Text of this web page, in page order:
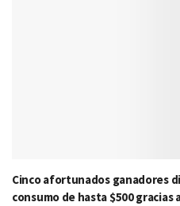
Cinco afortunados ganadores
consumo de hasta $500 gracias